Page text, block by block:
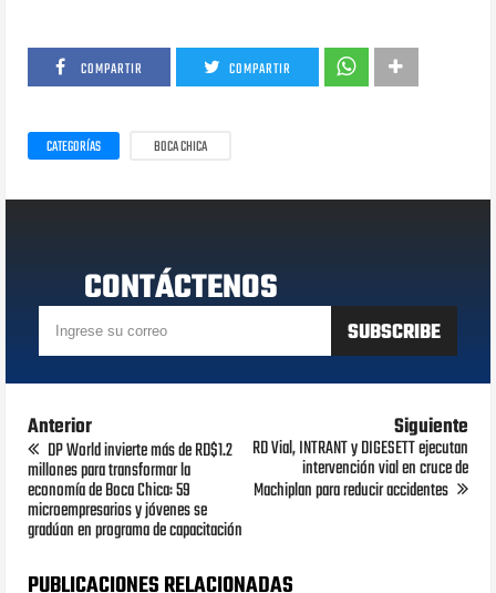
COMPARTIR COMPARTIR
CATEGORÍAS BOCA CHICA
CONTÁCTENOS
Anterior
DP World invierte más de RD$1.2
millones para transformar la
economía de Boca Chica: 59
microempresarios y jóvenes se
gradúan en programa de capacitación
Siguiente
RD Vial, INTRANT y DIGESETT ejecutan
intervención vial en cruce de
Machiplan para reducir accidentes
PUBLICACIONES RELACIONADAS